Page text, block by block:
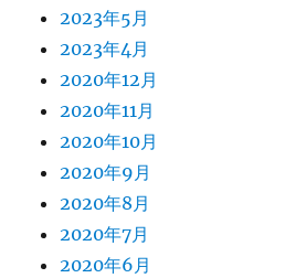
に
2023年5月
2023年4月
2020年12月
2020年11月
2020年10月
2020年9月
2020年8月
2020年7月
2020年6月